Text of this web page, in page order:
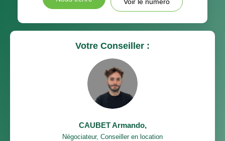
Votre Conseiller :
CAUBET Armando,
Négociateur, Conseiller en location